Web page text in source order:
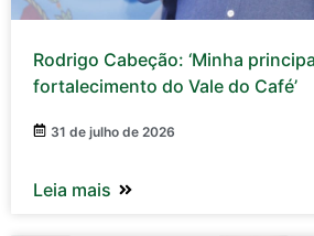
Rodrigo Cabeção: ‘Minha
fortalecimento do Vale do Café’
31 de julho de 2026
Leia mais